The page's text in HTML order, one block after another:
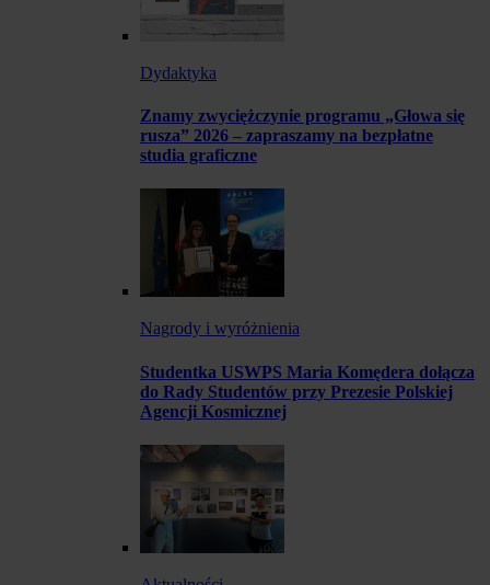
Dydaktyka
Znamy zwyciężczynie programu „Głowa się
rusza” 2026 – zapraszamy na bezpłatne
studia graficzne
Nagrody i wyróżnienia
Studentka USWPS Maria Komędera dołącza
do Rady Studentów przy Prezesie Polskiej
Agencji Kosmicznej